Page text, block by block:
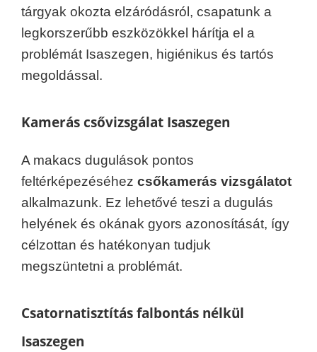
tárgyak okozta elzáródásról, csapatunk a
legkorszerűbb eszközökkel hárítja el a
problémát Isaszegen, higiénikus és tartós
megoldással.
Kamerás csővizsgálat Isaszegen
A makacs dugulások pontos
feltérképezéséhez csőkamerás vizsgálatot
alkalmazunk. Ez lehetővé teszi a dugulás
helyének és okának gyors azonosítását, így
célzottan és hatékonyan tudjuk
megszüntetni a problémát.
Csatornatisztítás falbontás nélkül
Isaszegen